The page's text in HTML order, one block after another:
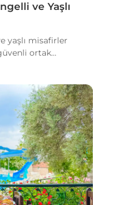
ve Yaşlı
yaşlı misafirler
ortak...